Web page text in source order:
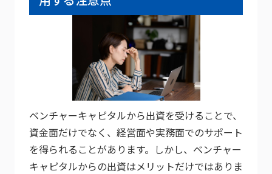
ベンチャーキャピタルから出資を受けることで、
資金面だけでなく、経営面や実務面でのサポート
を得られることがあります。しかし、ベンチャー
キャピタルからの出資はメリットだけではありま